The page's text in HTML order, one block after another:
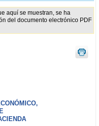
aquí se muestran, se ha
del documento electrónico PDF